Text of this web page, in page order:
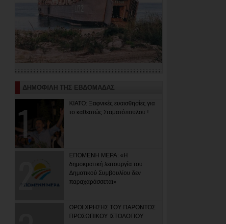
ΔΗΜΟΦΙΛΗ ΤΗΣ ΕΒΔΟΜΑΔΑΣ
ΚΙΑΤΟ: Ξαφνικές ευαισθησίες για
το καθεστώς Σταματόπουλου !
ΕΠΟΜΕΝΗ ΜΕΡΑ: «Η
δημοκρατική λειτουργία του
Δημοτικού Συμβουλίου δεν
παραχαράσσεται»
ΟΡΟΙ ΧΡΗΣΗΣ ΤΟΥ ΠΑΡΟΝΤΟΣ
ΠΡΟΣΩΠΙΚΟΥ ΙΣΤΟΛΟΓΙΟΥ